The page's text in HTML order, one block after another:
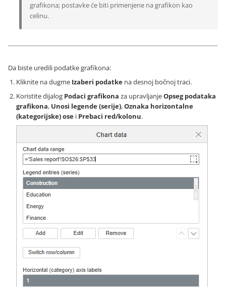
grafikona; postavke će biti primenjene na grafikon kao
celinu.
Da biste uredili podatke grafikona:
Kliknite na dugme Izaberi podatke na desnoj bočnoj traci.
Koristite dijalog Podaci grafikona za upravljanjeOpseg podataka
grafikona, Unosi legende (serije),Oznaka horizontalne
(kategorijske) ose i Prebaci red/kolonu.